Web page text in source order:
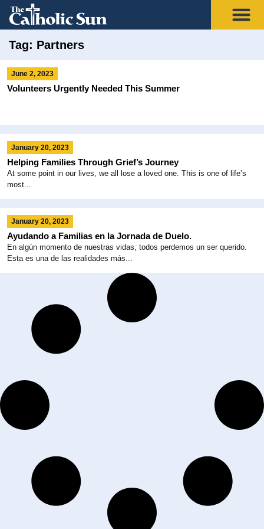
Tag: Partners
June 2, 2023
Volunteers Urgently Needed This Summer
January 20, 2023
Helping Families Through Grief’s Journey
At some point in our lives, we all lose a loved one. This is one of life’s
most...
January 20, 2023
Ayudando a Familias en la Jornada de Duelo.
En algún momento de nuestras vidas, todos perdemos un ser querido.
Esta es una de las realidades más...